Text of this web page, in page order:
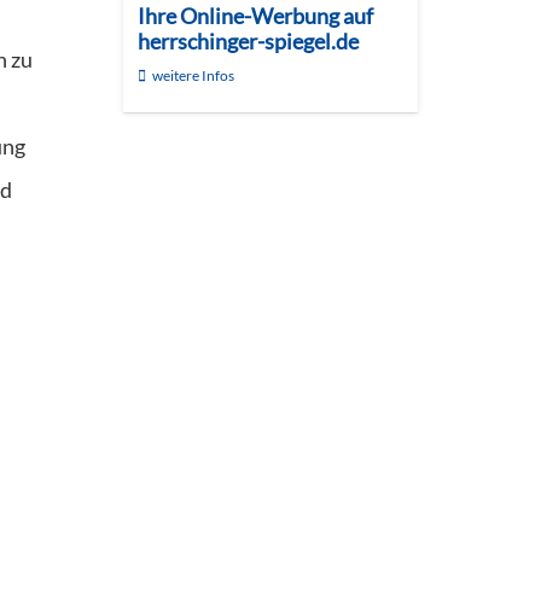
zu
Ihre Online-Werbung auf
herrschinger-spiegel.de
weitere Infos